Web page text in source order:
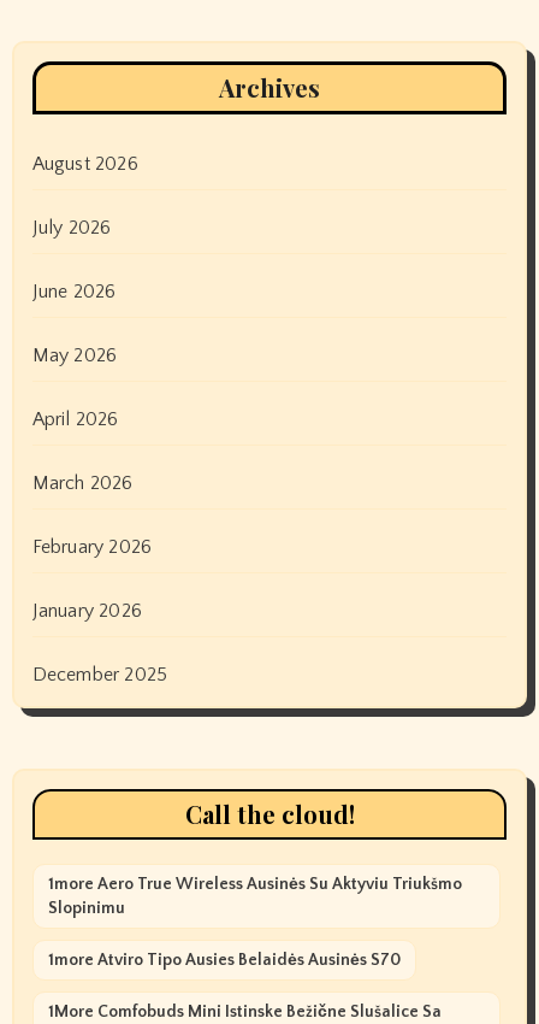
Archives
August 2026
July 2026
June 2026
May 2026
April 2026
March 2026
February 2026
January 2026
December 2025
Call the cloud!
1more Aero True Wireless Ausinės Su Aktyviu Triukšmo
Slopinimu
1more Atviro Tipo Ausies Belaidės Ausinės S70
1More Comfobuds Mini Istinske Bežične Slušalice Sa